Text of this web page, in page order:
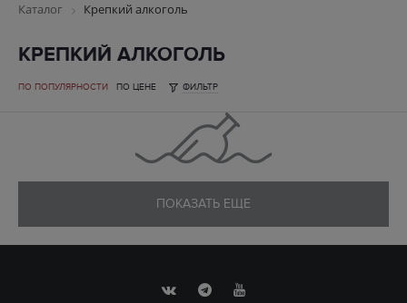
Каталог Крепкий алкоголь
КРЕПКИЙ АЛКОГОЛЬ
ПО ПОПУЛЯРНОСТИ ПО ЦЕНЕ ФИЛЬТР
ПОКАЗАТЬ ЕЩЕ